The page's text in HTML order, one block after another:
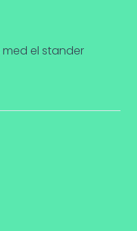
med el stander